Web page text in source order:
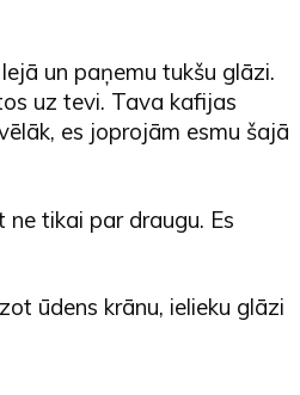
un paņemu tukšu glāzi.
uz tevi. Tava kafijas
es joprojām esmu šajā
tikai par draugu. Es
ūdens krānu, ielieku glāzi